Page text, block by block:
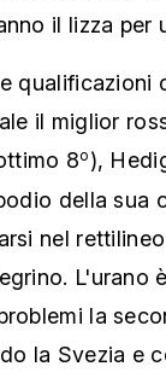
il lizza per
il miglior
8o ),
della sua
nel
L'urano
la
la Svezia e